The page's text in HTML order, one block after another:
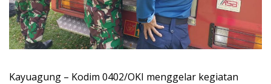
Kayuagung – Kodim 0402/OKI menggelar kegiatan